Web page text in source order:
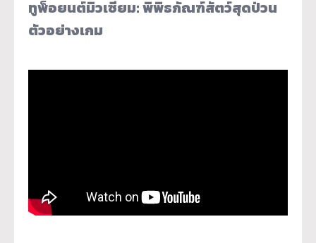
ทูพ็อยนต์มิวเซียม: พิพิธภัณฑ์สัตว์สุดป่วน
ตัวอย่างเกม